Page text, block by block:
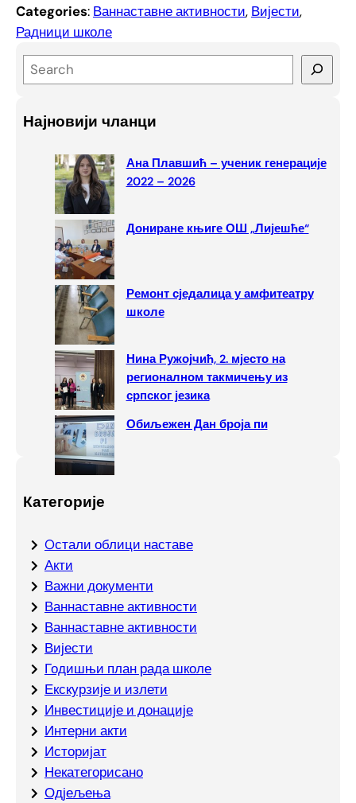
Categories: Ваннаставне активности, Вијести
Радници школе
e
rНајновији чланци
Ана Плавшић – ученик генерације
2022 – 2026
Дониране књиге ОШ „Лијешће“
Ремонт сједалица у амфитеатру
школе
Нина Ружојчић, 2. мјесто на
регионалном такмичењу из
српског језика
Обиљежен Дан броја пи
Категорије
Oстали облици наставе
Акти
Важни документи
Ваннаставне активности
Ваннаставне активности
Вијести
Годишњи план рада школе
Екскурзије и излети
Инвестиције и донације
Интерни акти
Историјат
Некатегорисано
Одјељења